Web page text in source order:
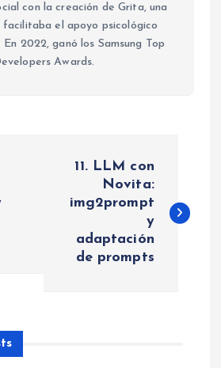
con la creación de Grita, una
facilitaba el apoyo psicológico
2022, ganó los Samsung Top
Awards.
11. LLM con
Novita:
img2prompt
y
adaptación
de prompts